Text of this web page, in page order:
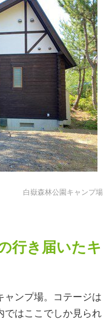
白嶽森林公園キャンプ場
行き届いたキ
ャンプ場。コテージは
ではここでしか見られ